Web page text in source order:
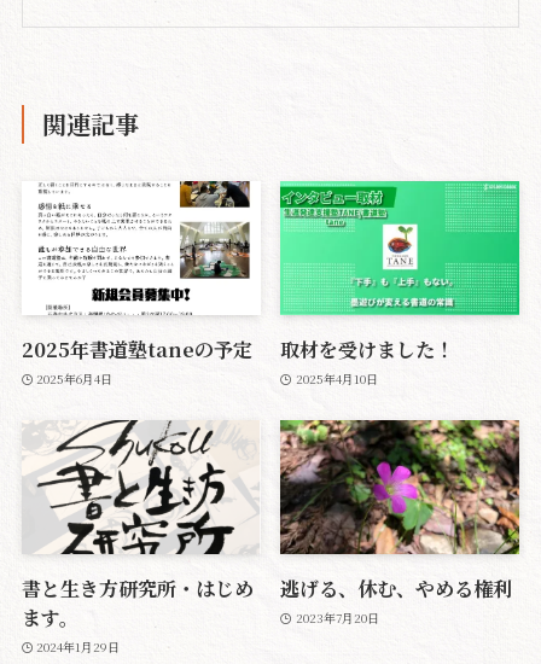
関連記事
2025年書道塾taneの予定
2025年6月4日
取材を受けました！
2025年4月10日
書と生き方研究所・はじめ
ます。
2024年1月29日
逃げる、休む、やめる権利
2023年7月20日